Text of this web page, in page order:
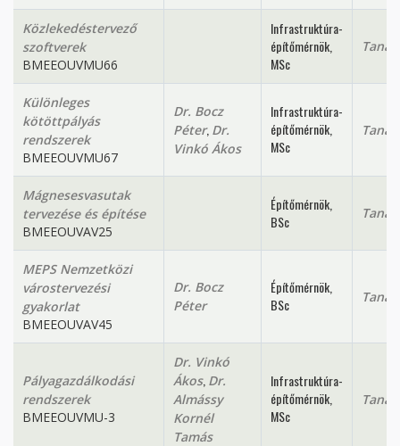
Közlekedéstervező
szoftverek
BMEEOUVMU66
Infrastruktúra-
építőmérnök,
MSc
Különleges
kötöttpályás
rendszerek
BMEEOUVMU67
Dr. Bocz
Péter, Dr.
Vinkó Ákos
Infrastruktúra-
építőmérnök,
MSc
Mágnesesvasutak
tervezése és építése
BMEEOUVAV25
Építőmérnök,
BSc
MEPS Nemzetközi
várostervezési
gyakorlat
BMEEOUVAV45
Dr. Bocz
Péter
Építőmérnök,
BSc
Pályagazdálkodási
rendszerek
BMEEOUVMU-3
Dr. Vinkó
Ákos, Dr.
Almássy
Kornél
Tamás
Infrastruktúra-
építőmérnök,
MSc